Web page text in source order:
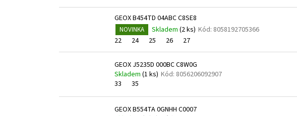
GEOX B454TD 04ABC C8SE8
NOVINKA Skladem (2 ks) Kód: 8058192705366
22
24 25 26 27
GEOX J5235D 000BC C8W0G
Skladem (1 ks) Kód: 8056206092907
33
35
GEOX B554TA 0GNHH C0007